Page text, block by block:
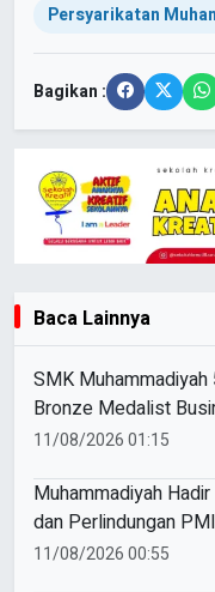
Persyarikatan
Bagikan :
Baca Lainnya
SMK Muhammadiyah
Bronze Medalist
Awards 2026
11/08/2026 01:15
Muhammadiyah
dan Perlindungan
11/08/2026 00:55